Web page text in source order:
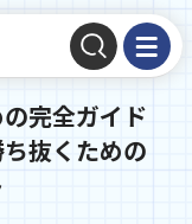
完全ガイド
抜くための